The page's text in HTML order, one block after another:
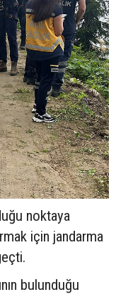
noktaya
için jandarma
bulunduğu